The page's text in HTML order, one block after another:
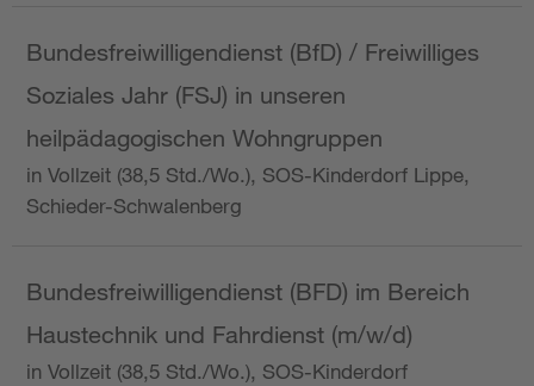
Bundesfreiwilligendienst (BfD) / Freiwilliges
Soziales Jahr (FSJ) in unseren
heilpädagogischen Wohngruppen
in Vollzeit (38,5 Std./Wo.), SOS-Kinderdorf Lippe,
Schieder-Schwalenberg
Bundesfreiwilligendienst (BFD) im Bereich
Haustechnik und Fahrdienst (m/w/d)
in Vollzeit (38,5 Std./Wo.), SOS-Kinderdorf